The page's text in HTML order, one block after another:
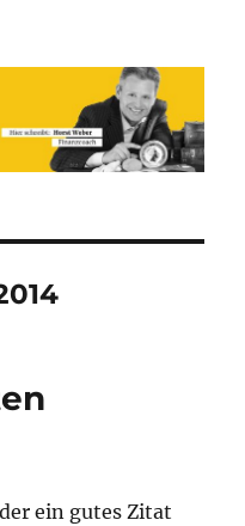
Vermögen
Silber-
Goldmünzen
ein gutes Zitat